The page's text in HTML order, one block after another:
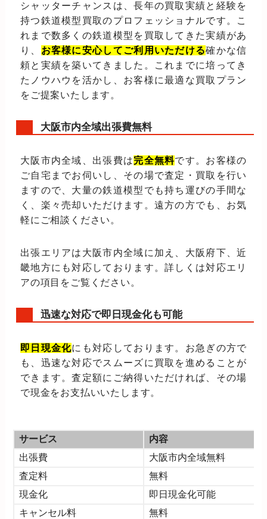
シャッターチャンスは、長年の買取実績と経験を
持つ鉄道模型買取のプロフェッショナルです。こ
れまで数多くの鉄道模型を買取してきた実績があ
り、 お客様に安心してご利用いただける確かな信
頼と実績を築いてきました。これまでに培ってき
たノウハウを活かし、お客様に最適な買取プラン
をご提案いたします。
大阪市内全域出張費無料
大阪市内全域、出張費は完全無料です。お客様の
ご自宅までお伺いし、その場で査定・買取を行い
ますので、大量の鉄道模型でも持ち運びの手間な
く、楽々売却いただけます。遠方の方でも、お気
軽にご相談ください。
出張エリアは大阪市内全域に加え、大阪府下、近
畿地方にも対応しております。詳しくは対応エリ
アの項目をご覧ください。
迅速な対応で即日現金化も可能
即日現金化にも対応しております。お急ぎの方で
も、迅速な対応でスムーズに買取を進めることが
できます。査定額にご納得いただければ、その場
で現金をお支払いいたします。
サービス
内容
出張費
大阪市内全域無料
査定料
無料
現金化
即日現金化可能
キャンセル料
無料